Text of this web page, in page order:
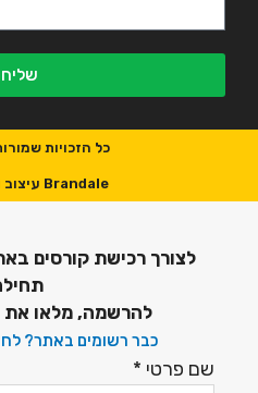
כל הזכויות
Brandale עיצוב ובניית אתרים
לצורך רכישת קורסים
להרשמה, מלאו את
כבר רשומים באתר?
שם פרטי *